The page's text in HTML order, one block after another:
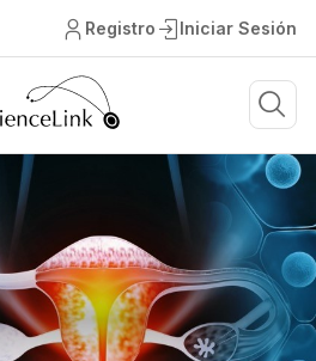
Registro Iniciar Sesión